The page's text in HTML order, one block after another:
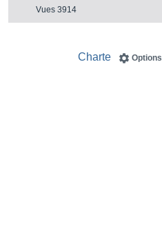
Vues 3914
Options
Charte